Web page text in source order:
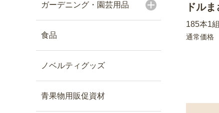
ガーデニング・園芸用品
食品
ノベルティグッズ
青果物用販促資材
ドルま
185本1組
通常価格